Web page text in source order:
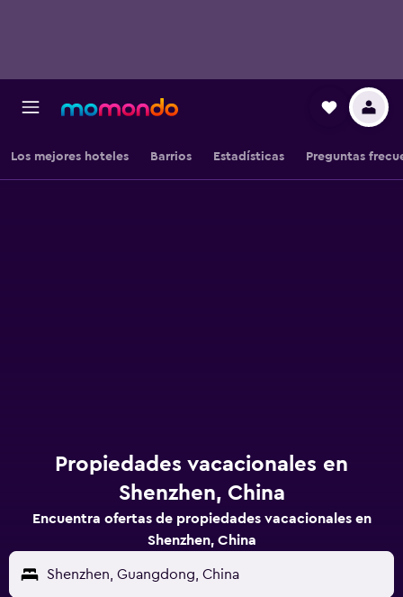
Los mejores hoteles Barrios Estadísticas Preguntas
Propiedades vacacionales en
Shenzhen, China
Encuentra ofertas de propiedades vacacionales en
Shenzhen, China
Shenzhen, Guangdong, China